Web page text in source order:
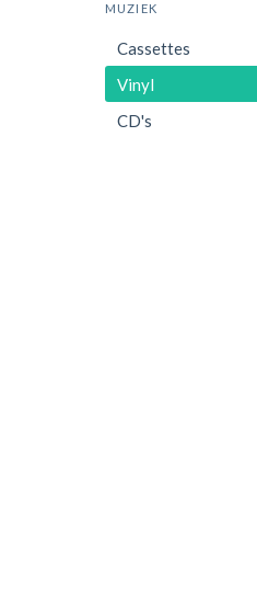
MUZIEK
Cassettes
Vinyl
CD's